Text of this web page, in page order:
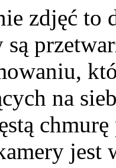
zdjęć to
są
na
jest